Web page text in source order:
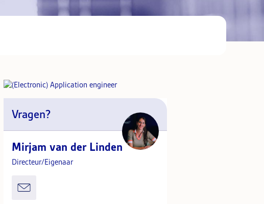
Vragen?
Mirjam van der Linden
Directeur/Eigenaar